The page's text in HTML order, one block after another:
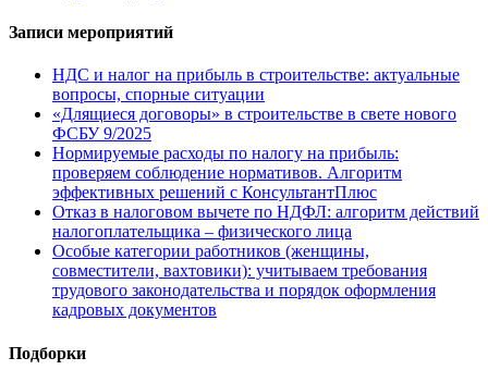
Записи мероприятий
НДС и налог на прибыль в строительстве: актуальные
вопросы, спорные ситуации
«Длящиеся договоры» в строительстве в свете нового
ФСБУ 9/2025
Нормируемые расходы по налогу на прибыль:
проверяем соблюдение нормативов. Алгоритм
эффективных решений с КонсультантПлюс
Отказ в налоговом вычете по НДФЛ: алгоритм действий
налогоплательщика – физического лица
Особые категории работников (женщины,
совместители, вахтовики): учитываем требования
трудового законодательства и порядок оформления
кадровых документов
Подборки